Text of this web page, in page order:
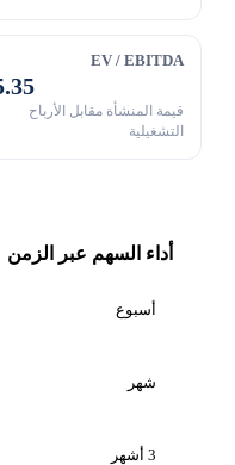
EV / EBITDA
قيمة المنشأة مقابل الأرباح
التشغيلية
أداء السهم عبر الزمن
أسبوع
شهر
3 أشهر